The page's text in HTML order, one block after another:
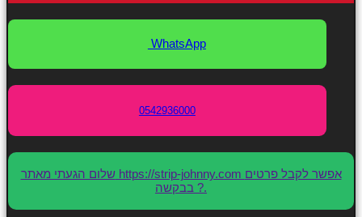
WhatsApp
0542936000
שלום הגעתי מאתר https://strip-johnny.com אפשר לקבל פרטים
בבקשה ?.